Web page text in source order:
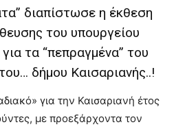
διαπίστωσε η έκθεση
του υπουργείου
τα “πεπραγμένα” του
δήμου Καισαριανής..!
για την Καισαριανή έτος
με προεξάρχοντα τον